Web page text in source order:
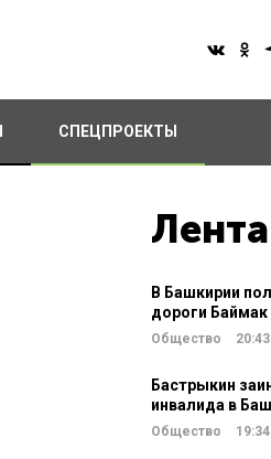
СПЕЦПРОЕКТЫ
В Башкирии
дороги Баймак
Общество 20:43
Бастрыкин
инвалида в
Общество 19:34